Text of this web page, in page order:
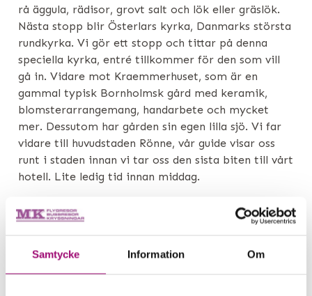
Samtycke Information Om
rå äggula, rädisor, grovt salt och lök eller gräslök.
Nästa stopp blir Österlars kyrka, Danmarks största
rundkyrka. Vi gör ett stopp och tittar på denna
speciella kyrka, entré tillkommer för den som vill
gå in. Vidare mot Kraemmerhuset, som är en
gammal typisk Bornholmsk gård med keramik,
blomsterarrangemang, handarbete och mycket
mer. Dessutom har gården sin egen lilla sjö. Vi far
vidare till huvudstaden Rönne, vår guide visar oss
runt i staden innan vi tar oss den sista biten till vårt
hotell. Lite ledig tid innan middag.